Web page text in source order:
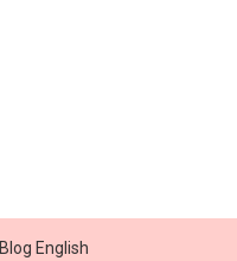
Blog English